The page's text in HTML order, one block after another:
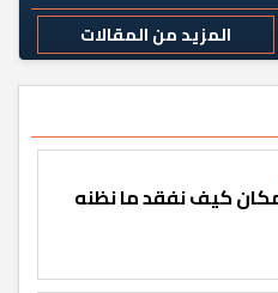
المزيد من المقالات
كيف نفقد ما نظنه